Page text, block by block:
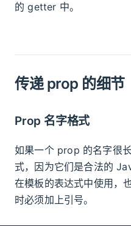
的 getter 中。
传递 prop 的细节
Prop 名字格式
如果一个 prop 的名字很
式，因为它们是合法的
在模板的表达式中使用，
时必须加上引号。